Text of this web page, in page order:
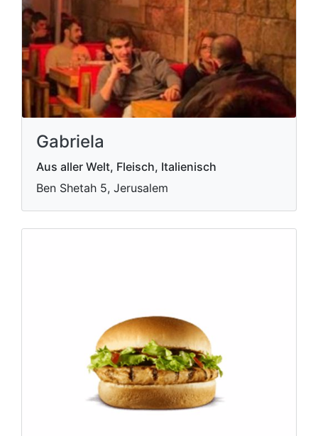
Gabriela
Aus aller Welt, Fleisch, Italienisch
Ben Shetah 5, Jerusalem